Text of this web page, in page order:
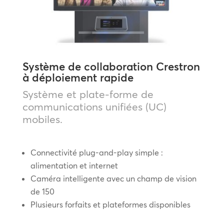
Système de collaboration Crestron
à déploiement rapide
Système et plate-forme de
communications unifiées (UC)
mobiles.
Connectivité plug-and-play simple :
alimentation et internet
Caméra intelligente avec un champ de vision
de 150
Plusieurs forfaits et plateformes disponibles